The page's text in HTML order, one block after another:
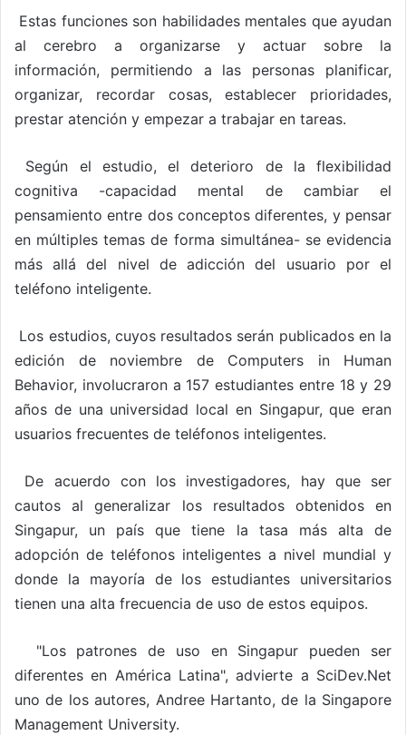
Estas funciones son habilidades mentales que ayudan
al cerebro a organizarse y actuar sobre la
información, permitiendo a las personas planificar,
organizar, recordar cosas, establecer prioridades,
prestar atención y empezar a trabajar en tareas.
Según el estudio, el deterioro de la flexibilidad
cognitiva -capacidad mental de cambiar el
pensamiento entre dos conceptos diferentes, y pensar
en múltiples temas de forma simultánea- se evidencia
más allá del nivel de adicción del usuario por el
teléfono inteligente.
Los estudios, cuyos resultados serán publicados en la
edición de noviembre de Computers in Human
Behavior, involucraron a 157 estudiantes entre 18 y 29
años de una universidad local en Singapur, que eran
usuarios frecuentes de teléfonos inteligentes.
De acuerdo con los investigadores, hay que ser
cautos al generalizar los resultados obtenidos en
Singapur, un país que tiene la tasa más alta de
adopción de teléfonos inteligentes a nivel mundial y
donde la mayoría de los estudiantes universitarios
tienen una alta frecuencia de uso de estos equipos.
"Los patrones de uso en Singapur pueden ser
diferentes en América Latina", advierte a SciDev.Net
uno de los autores, Andree Hartanto, de la Singapore
Management University.